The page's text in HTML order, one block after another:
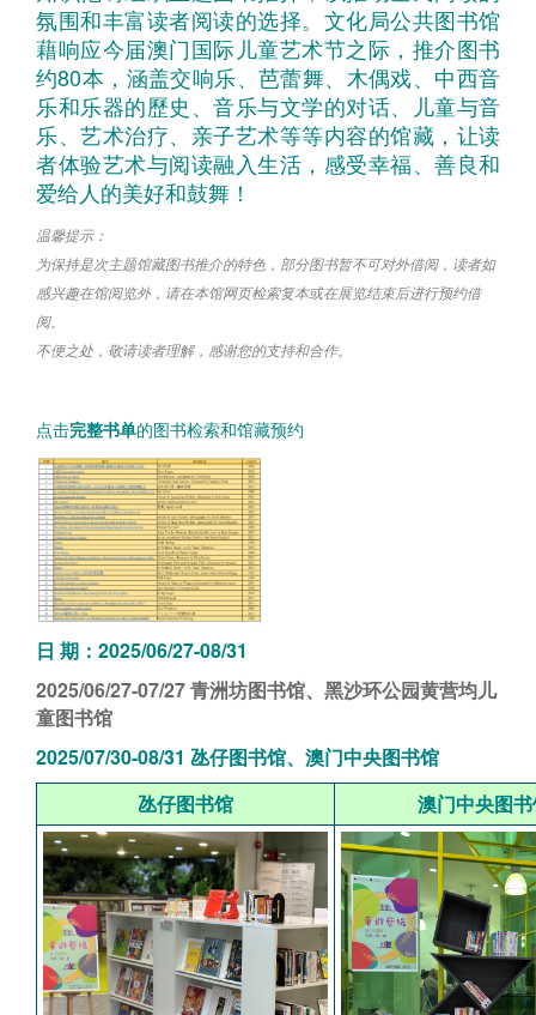
氛围和丰富读者阅读的选择。文化局公共图书馆
藉响应今届澳门国际儿童艺术节之际，推介图书
约80本，涵盖交响乐、芭蕾舞、木偶戏、中西音
乐和乐器的歷史、音乐与文学的对话、儿童与音
乐、艺术治疗、亲子艺术等等内容的馆藏，让读
者体验艺术与阅读融入生活，感受幸福、善良和
爱给人的美好和鼓舞！
温馨提示：
为保持是次主题馆藏图书推介的特色，部分图书暂不可对外借阅，读者如
感兴趣在馆阅览外，请在本馆网页检索复本或在展览结束后进行预约借
阅。
不便之处，敬请读者理解，感谢您的支持和合作。
点击完整书单的图书检索和馆藏预约
日 期：2025/06/27-08/31
2025/06/27-07/27青洲坊图书馆、黑沙环公园黄营均儿
童图书馆
2025/07/30-08/31 氹仔图书馆、澳门中央图书馆
氹仔图书馆
澳门中央图